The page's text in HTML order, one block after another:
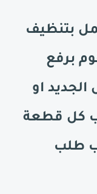
بتنظيف
برفع
الجديد او
كل قطعة
طلب